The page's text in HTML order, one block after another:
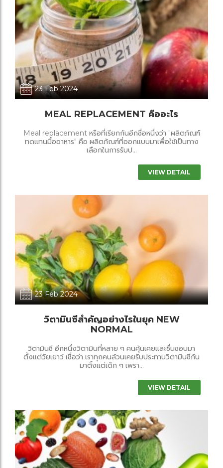
23 Feb 2024
MEAL REPLACEMENT คืออะไร
Meal replacement หรือที่เรียกกันอีกชื่อหนึ่งว่า "ผลิตภัณฑ์
ทดแทนมื้ออาหาร" คือ ผลิตภัณฑ์ที่ออกแบบมาเพื่อใช้เป็นทาง
เลือกในการรับป...
VIEW DETAIL
23 Feb 2024
วิตามินซีสำคัญอย่างไรในยุค NEW
NORMAL
วิตามินซี อีกหนึ่งวิตามินที่หลาย ๆ คนคุ้นเคยและชื่นชอบมา
ตั้งแต่วัยเยาว์ เชื่อว่า เราทุกคนล้วนเคยรับประทานวิตามินซีกัน
มาตั้งแต่เด็ก ๆ เพรา...
VIEW DETAIL